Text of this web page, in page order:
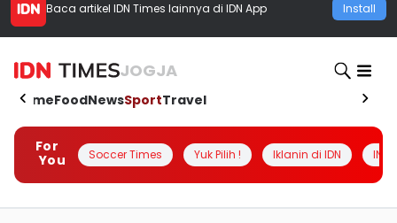
Baca artikel IDN Times lainnya di IDN App Install
JOGJA
HomeFoodNewsSportTravel
For
You
Soccer Times Yuk Pilih ! Iklanin di IDN